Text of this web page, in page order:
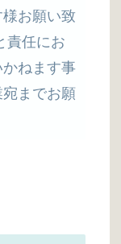
お願い致
責任にお
ねます事
までお願